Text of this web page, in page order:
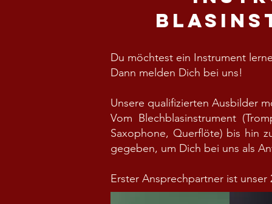
Du möchtest ein Instrument
Dann melden Dich bei uns!
Unsere qualifizierten Ausbilder
Vom Blechblasinstrument
Saxophone, Querflöte) bis hin
gegeben, um Dich bei uns als
Erster Ansprechpartner ist